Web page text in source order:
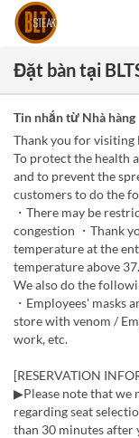
Đặt bàn tại
Tin nhắn từ Nhà hàng
Thank you for visiting
To protect the health
and to prevent the
customers to do the
・There may be
congestion ・Thank
temperature at the
temperature above
We also do the
・Employees' masks
store with venom /
work, etc.
[RESERVATION
▶Please note that we
regarding seat
than 30 minutes after